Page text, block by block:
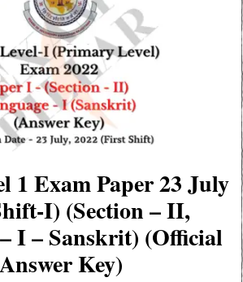
1 Exam Paper 23 July
I) (Section – II,
I – Sanskrit) (Official
Answer Key)